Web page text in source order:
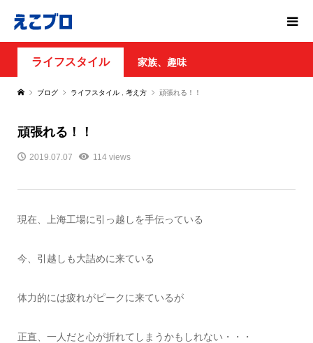
ライフスタイル 家族、趣味
ブログ ライフスタイル 考え方 頑張れる！！
頑張れる！！
2019.07.07 114 views
現在、上海工場に引っ越しを手伝っている
今、引越しも大詰めに来ている
体力的には疲れがピークに来ているが
正直、一人だと心が折れてしまうかもしれない・・・